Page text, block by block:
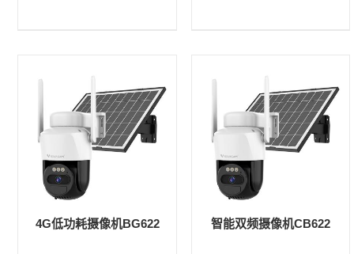
4G低功耗摄像机BG622 智能双频摄像机CB622